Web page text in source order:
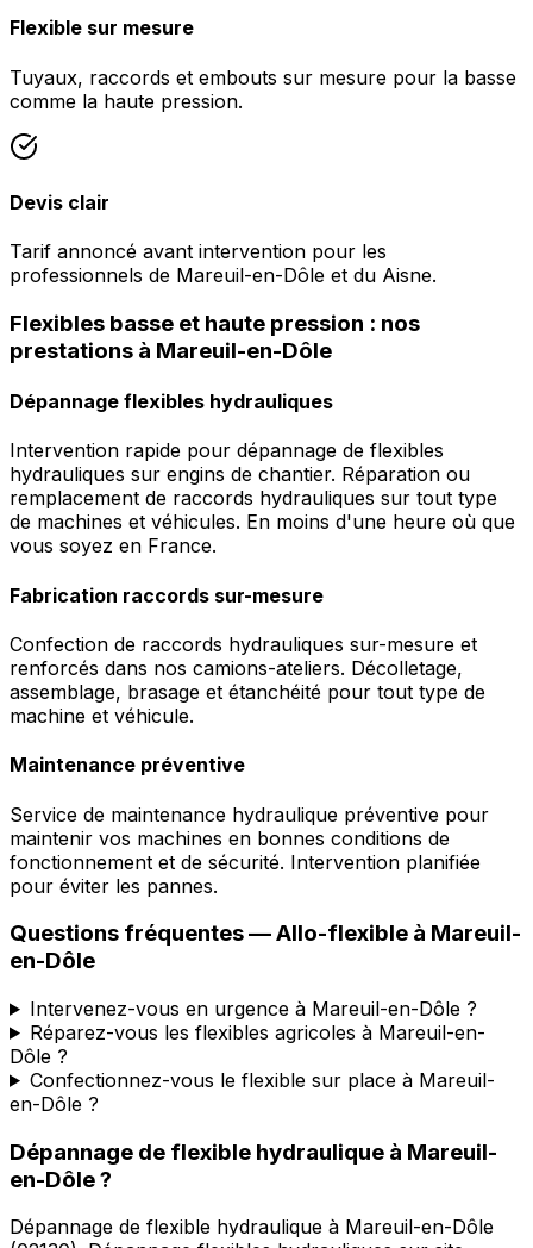
Flexible sur mesure
Tuyaux, raccords et embouts sur mesure pour la basse
comme la haute pression.
Devis clair
Tarif annoncé avant intervention pour les
professionnels de Mareuil-en-Dôle et du Aisne.
Flexibles basse et haute pression : nos
prestations à Mareuil-en-Dôle
Dépannage flexibles hydrauliques
Intervention rapide pour dépannage de flexibles
hydrauliques sur engins de chantier. Réparation ou
remplacement de raccords hydrauliques sur tout type
de machines et véhicules. En moins d'une heure où que
vous soyez en France.
Fabrication raccords sur-mesure
Confection de raccords hydrauliques sur-mesure et
renforcés dans nos camions-ateliers. Décolletage,
assemblage, brasage et étanchéité pour tout type de
machine et véhicule.
Maintenance préventive
Service de maintenance hydraulique préventive pour
maintenir vos machines en bonnes conditions de
fonctionnement et de sécurité. Intervention planifiée
pour éviter les pannes.
Questions fréquentes —Allo-flexible à Mareuil-
en-Dôle
Intervenez-vous en urgence à Mareuil-en-Dôle ?
Réparez-vous les flexibles agricoles à Mareuil-en-
Dôle ?
Confectionnez-vous le flexible sur place à Mareuil-
en-Dôle ?
Dépannage de flexible hydraulique à Mareuil-
en-Dôle?
Dépannage de flexible hydraulique à Mareuil-en-Dôle